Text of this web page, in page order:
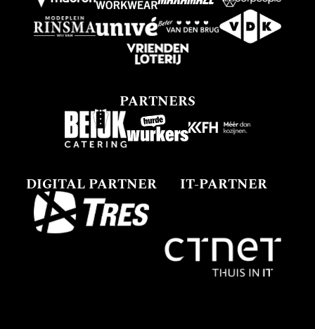
PARTNERS
DIGITAL PARTNER IT-PARTNER